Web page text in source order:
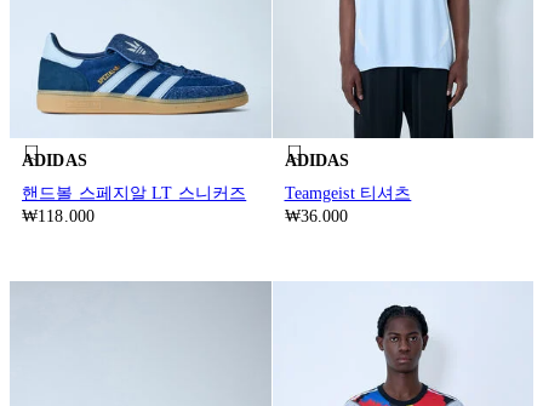
ADIDAS
핸드볼 스페지알 LT 스니커즈
₩118.000
ADIDAS
Teamgeist 티셔츠
₩36.000